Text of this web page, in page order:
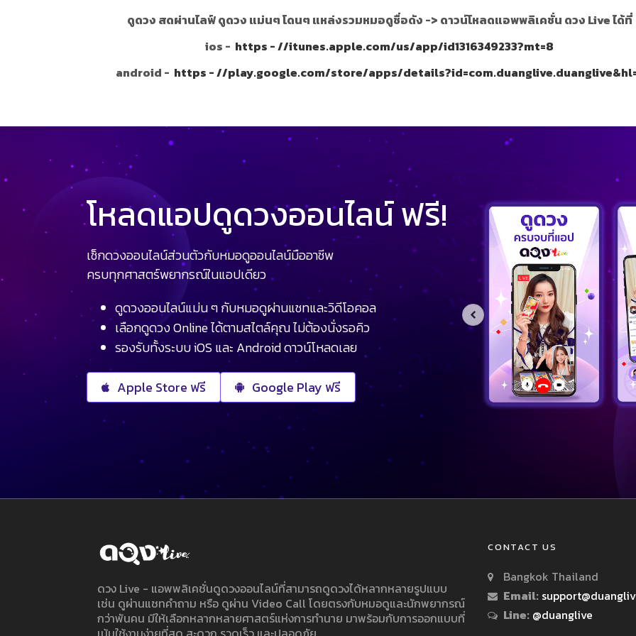
ดูดวง สดผ่านไลฟ์ ดูดวง แม่นๆ โดนๆ แหล่งรวมหมอดูชื่อดัง -> ดาวน์โหลดแอพพลิเคชั่น ดวง Live ได้ที่
ios - https - //itunes.apple.com/us/app/id1316349233?mt=8
android - https - //play.google.com/store/apps/
โหลดแอปดูดวงออนไลน์ ฟรี!
เช็กดวงออนไลน์ส่วนตัวกับหมอดูออนไลน์มืออาชีพ
ครบทุกศาสตร์พยากรณ์ในแอปเดียว
ดูดวงออนไลน์แม่น ๆ กับหมอดูผ่านแชทและวิดีโอคอล
เลือกดูดวง Online ได้ตามสไตล์คุณ ไม่ต้องนั่งรอคิว
รองรับทั้งระบบ iOS และ Android ดาวน์โหลดเลย
Apple Store ฟรี Google Play ฟรี
ดวง Live - แอพพลิเคชั่นดูดวงออนไลน์ที่สามารถดูดวงได้หลากหลายรูปแบบ
เช่น ดูผ่านแชทคำถาม หรือ ดูผ่าน Video Call โดยตรงกับหมอดูและนักพยากรณ์
กว่าพันคน มีให้เลือกหลากหลายศาสตร์แห่งการทำนาย มาพร้อมกับการออกแบบที่
CONTACT US
Bangkok Thailand
Email:
Line: @duanglive